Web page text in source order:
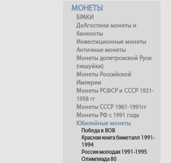
МОНЕТЫ
БРАКИ
ДеАгостини монеты и
банкноты
Инвестиционные монеты
Античные монеты
Монеты допетровской Руси
(чешуйки)
Монеты Российской
Империи
Монеты РСФСР и СССР 1921-
1958 гг
Монеты СССР 1961-1991гг
Монеты РФ с 1991 года
Юбилейные монеты
Победа в ВОВ
Красная книга биметалл 1991-
1994
Россия молодая 1991-1995
Олимпиада 80